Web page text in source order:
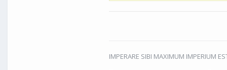
IMPERARE SIBI MAXIMUM IMPERIUM